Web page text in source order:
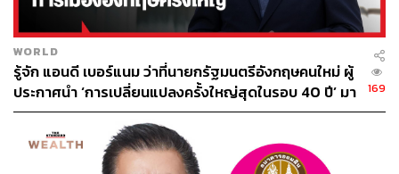
97
ABOUT THE AUTHOR
วรรษชล คัวดรี้
WORLD
รู้จัก แอนดี เบอร์แนม ว่าที่นายกรัฐมนตรีอังกฤษคนใหม่ ผู้
ประกาศนำ ‘การเปลี่ยนแปลงครั้งใหญ่สุดในรอบ 40 ปี’ มา
สู่การเมืองอังกฤษ
169